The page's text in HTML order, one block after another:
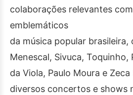
colaborações relevantes
emblemáticos
da música popular
Menescal, Sivuca, Toquinho,
da Viola, Paulo Moura e
diversos concertos e shows